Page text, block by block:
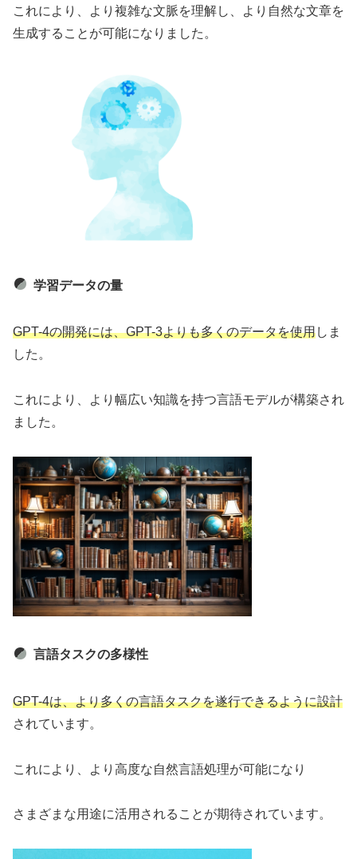
これにより、より複雑な文脈を理解し、より自然な文章を
生成することが可能になりました。
学習データの量
GPT-4の開発には、GPT-3よりも多くのデータを使用しま
した。
これにより、より幅広い知識を持つ言語モデルが構築され
ました。
言語タスクの多様性
GPT-4は、より多くの言語タスクを遂行できるように設計
されています。
これにより、より高度な自然言語処理が可能になり
さまざまな用途に活用されることが期待されています。